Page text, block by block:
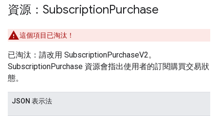
資源：SubscriptionPurchase
這個項目已淘汰！
已淘汰：請改用 SubscriptionPurchaseV2。
SubscriptionPurchase 資源會指出使用者的訂閱購買交易狀
態。
JSON 表示法